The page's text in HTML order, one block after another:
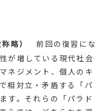
略）
前回の復習にな
が増している現代社会
ネジメント、個人のキ
相対立・矛盾する「パ
す。それらの「パラド